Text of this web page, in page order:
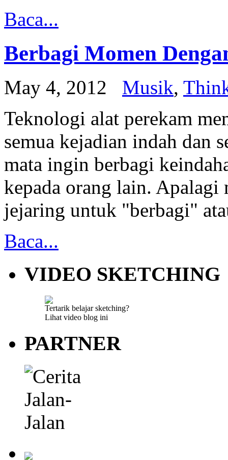
Baca...
Berbagi Momen
May 4, 2012 Musik,
Teknologi alat perekam
semua kejadian indah dan
mata ingin berbagi
kepada orang lain. Apalagi
jejaring untuk "berbagi"
Baca...
VIDEO SKETCHING
Tertarik belajar sketching?
Lihat video blog ini
PARTNER